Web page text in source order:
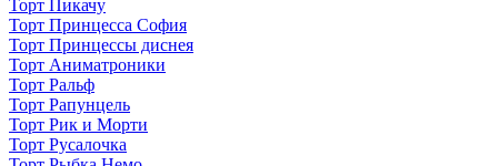
Торт Пикачу
Торт Принцесса София
Торт Принцессы диснея
Торт Аниматроники
Торт Ральф
Торт Рапунцель
Торт Рик и Морти
Торт Русалочка